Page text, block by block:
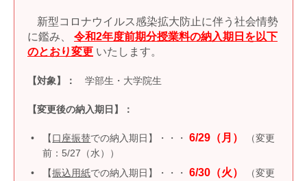
新型コロナウイルス感染拡大防止に伴う社会情勢
に鑑み、
令和2年度前期分授業料の納入期日を以下
のとおり変更 いたします。
【対象】： 学部生・大学院生
【変更後の納入期日】：
【口座振替での納入期日】・・・ 6/29（月）
（変更
前：5/27（水））
【振込用紙での納入期日】・・・ 6/30（火）
（変更